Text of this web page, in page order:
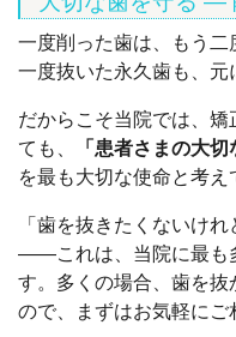
一度削った歯は、もう二
一度抜いた永久歯も、元
だからこそ当院では、
ても、
「患者さまの大
を最も大切な使命と考え
「歯を抜きたくないけ
——これは、当院に最も
す。多くの場合、歯を
ので、まずはお気軽にご